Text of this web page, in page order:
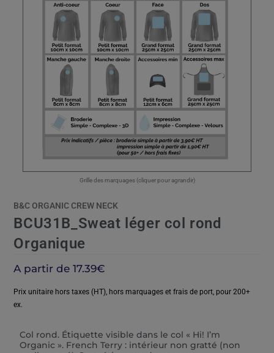
Grille des marquages (cliquer pour agrandir)
B&C ORGANIC CREW NECK
BCU31B_Sweat léger col rond
Organique
A partir de17.39€
Prix unitaire hors taxes (HT), hors marquages et frais de port, pour 200+
ex.
Col rond. Étiquette visible dans le col « Hi! I’m
Organic ». French Terry : intérieur non gratté (non